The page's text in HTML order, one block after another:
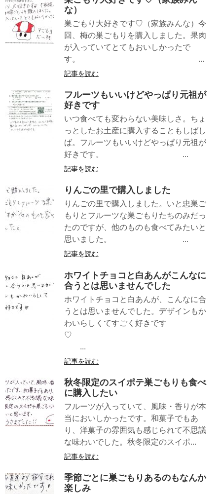
な）
巣ごもり大好きです♡（家族みんな）今
回、梅の巣ごもりを購入しました。果肉
が入っていてとてもおいしかったで
す。 ...
記事を読む
フルーツもいいけどやっぱり元祖が
好きです
いつ食べても変わらない美味しさ。ちょ
っとしたお土産に購入することもしばし
ば。フルーツもいいけどやっぱり元祖が
好きです。 ...
記事を読む
りんごの里で購入しました
りんごの里で購入しました。いと忠巣ご
もりとフルーツな巣ごもりたちのみだっ
たのですが、他のものも食べてみたいと
思いました。 ...
記事を読む
ホワイトチョコと白あんがこんなに
合うとは思いませんでした
ホワイトチョコと白あんが、こんなに合
うとは思いませんでした。デザインもか
わいらしくてすごく好きです
♡
...
記事を読む
秋冬限定のスイポテ巣ごもりも食べ
に購入したい
フルーツが入っていて、風味・香りが本
当においしかったです。和菓子でもあ
り、洋菓子の雰囲気も感じられて不思議
な味わいでした。秋冬限定のスイポ...
記事を読む
季節ごとに巣ごもりあるのもなんか
楽しみ